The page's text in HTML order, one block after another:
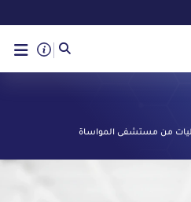
من مستشفى المواساة